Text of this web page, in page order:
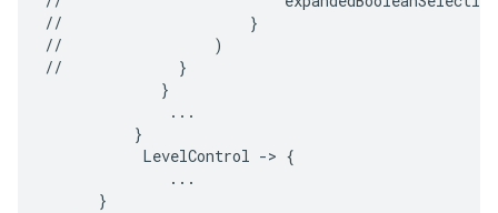
//                     }
//                 )
//             }
             }
              ...
          }
           LevelControl -> {
              ...
      }